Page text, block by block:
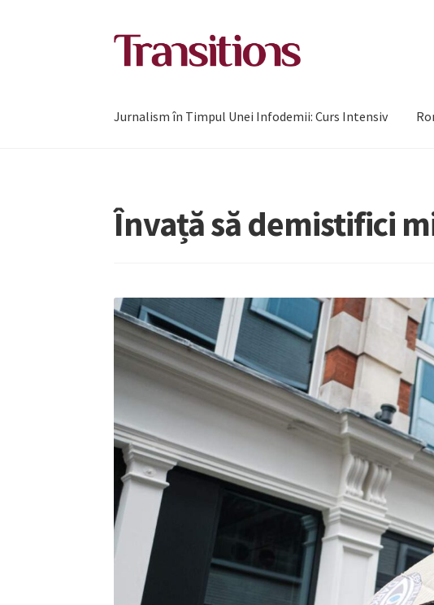
Sari
la
Sari
la
Jurnalism în Timpul Unei Infodemii: Curs Intensiv
Învață să demistifici